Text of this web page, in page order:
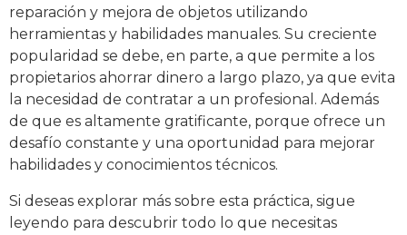
reparación y mejora de objetos utilizando
herramientas y habilidades manuales. Su creciente
popularidad se debe, en parte, a que permite a los
propietarios ahorrar dinero a largo plazo, ya que evita
la necesidad de contratar a un profesional. Además
de que es altamente gratificante, porque ofrece un
desafío constante y una oportunidad para mejorar
habilidades y conocimientos técnicos.
Si deseas explorar más sobre esta práctica, sigue
leyendo para descubrir todo lo que necesitas